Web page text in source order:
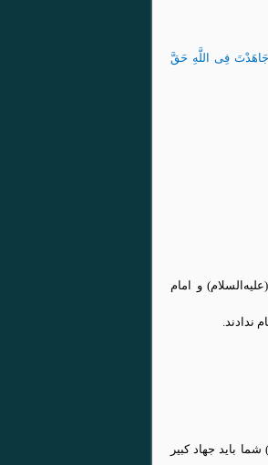
فِی اللَّهِ حَقَّ
و امام
ندادند.
(سوره فرقان، آیه ۵۲) شما باید جهاد کبیر